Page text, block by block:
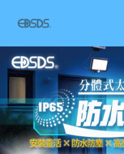
您的購物